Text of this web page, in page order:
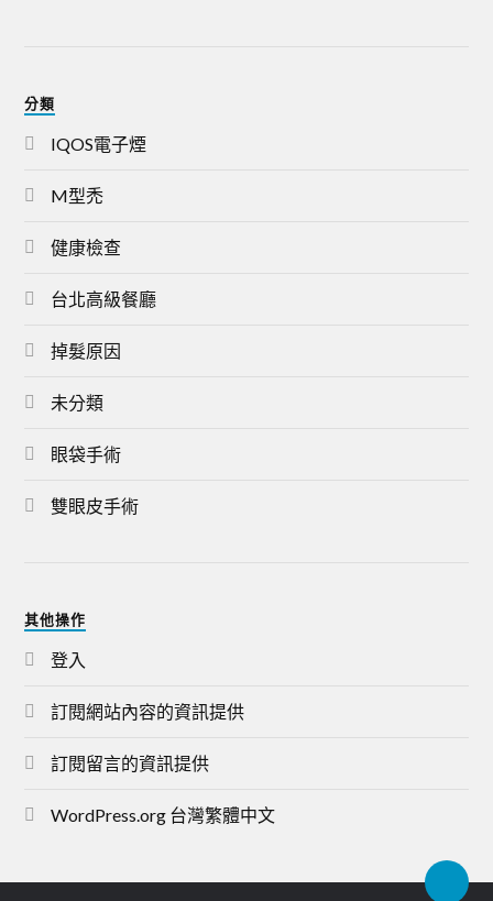
分類
IQOS電子煙
M型禿
健康檢查
台北高級餐廳
掉髮原因
未分類
眼袋手術
雙眼皮手術
其他操作
登入
訂閱網站內容的資訊提供
訂閱留言的資訊提供
WordPress.org 台灣繁體中文